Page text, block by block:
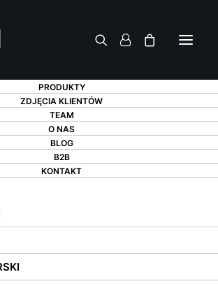
PRODUKTY
ZDJĘCIA KLIENTÓW
TEAM
O NAS
BLOG
B2B
KONTAKT
WYMIANA
W
– JAK TO
ZROBIĆ?